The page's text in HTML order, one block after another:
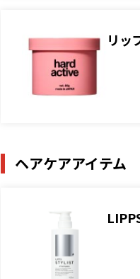
リッ
ヘアケアアイテム